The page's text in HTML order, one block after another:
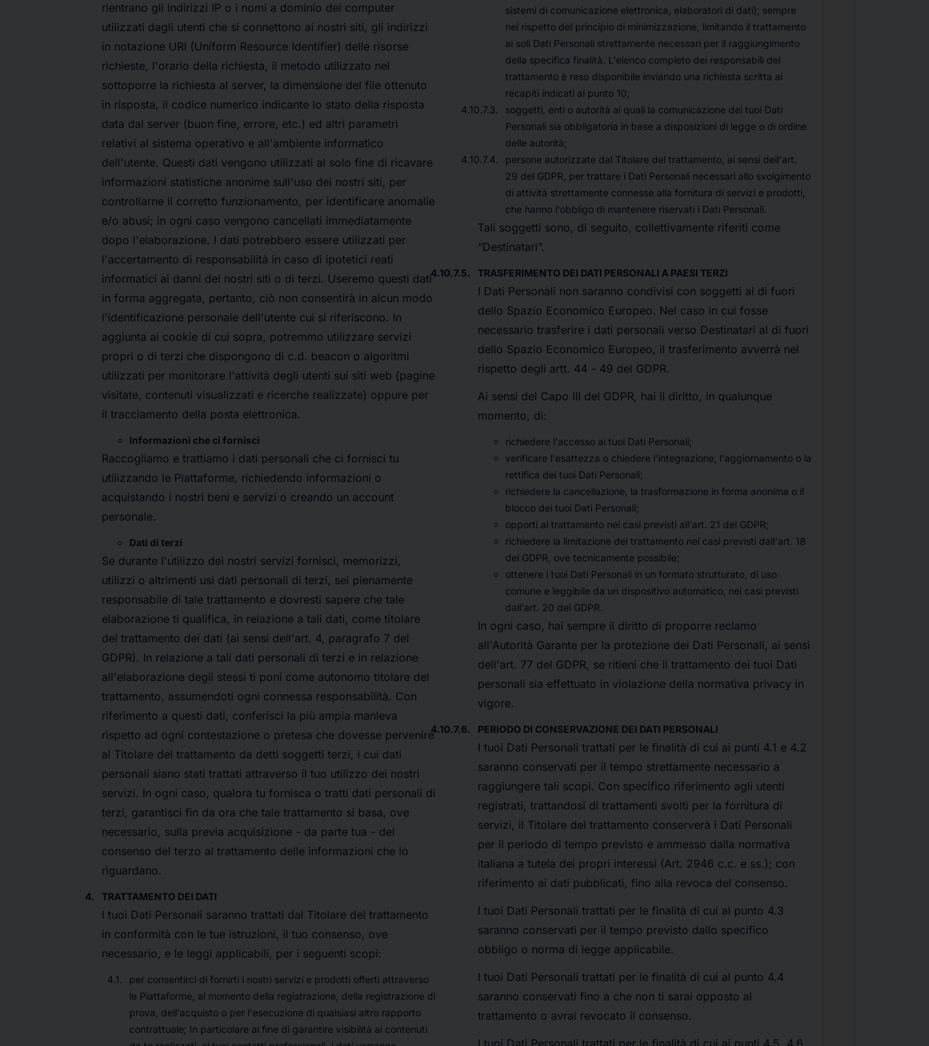
rientrano gli indirizzi IP o i nomi a dominio dei computer
utilizzati dagli utenti che si connettono ai nostri siti, gli indirizzi
in notazione URI (Uniform Resource Identifier) delle risorse
richieste, l'orario della richiesta, il metodo utilizzato nel
sottoporre la richiesta al server, la dimensione del file ottenuto
in risposta, il codice numerico indicante lo stato della risposta
data dal server (buon fine, errore, etc.) ed altri parametri
relativi al sistema operativo e all'ambiente informatico
dell'utente. Questi dati vengono utilizzati al solo fine di ricavare
informazioni statistiche anonime sull'uso dei nostri siti, per
controllarne il corretto funzionamento, per identificare anomalie
e/o abusi; in ogni caso vengono cancellati immediatamente
dopo l'elaborazione. I dati potrebbero essere utilizzati per
l'accertamento di responsabilità in caso di ipotetici reati
informatici ai danni dei nostri siti o di terzi. Useremo questi dati
in forma aggregata, pertanto, ciò non consentirà in alcun modo
l'identificazione personale dell'utente cui si riferiscono. In
aggiunta ai cookie di cui sopra, potremmo utilizzare servizi
propri o di terzi che dispongono di c.d. beacon o algoritmi
utilizzati per monitorare l'attività degli utenti sui siti web (pagine
visitate, contenuti visualizzati e ricerche realizzate) oppure per
il tracciamento della posta elettronica.
Informazioni che ci fornisci
Raccogliamo e trattiamo i dati personali che ci fornisci tu
utilizzando le Piattaforme, richiedendo informazioni o
acquistando i nostri beni e servizi o creando un account
personale.
Dati di terzi
Se durante l'utilizzo dei nostri servizi fornisci, memorizzi,
utilizzi o altrimenti usi dati personali di terzi, sei pienamente
responsabile di tale trattamento e dovresti sapere che tale
elaborazione ti qualifica, in relazione a tali dati, come titolare
del trattamento dei dati (ai sensi dell'art. 4, paragrafo 7 del
GDPR). In relazione a tali dati personali di terzi e in relazione
all'elaborazione degli stessi ti poni come autonomo titolare del
trattamento, assumendoti ogni connessa responsabilità. Con
riferimento a questi dati, conferisci la più ampia manleva
rispetto ad ogni contestazione o pretesa che dovesse pervenire
al Titolare del trattamento da detti soggetti terzi, i cui dati
personali siano stati trattati attraverso il tuo utilizzo dei nostri
servizi. In ogni caso, qualora tu fornisca o tratti dati personali di
terzi, garantisci fin da ora che tale trattamento si basa, ove
necessario, sulla previa acquisizione - da parte tua - del
consenso del terzo al trattamento delle informazioni che lo
riguardano.
TRATTAMENTO DEI DATI
I tuoi Dati Personali saranno trattati dal Titolare del trattamento
in conformità con le tue istruzioni, il tuo consenso, ove
necessario, e le leggi applicabili, per i seguenti scopi:
per consentirci di fornirti i nostri servizi e prodotti offerti attraverso
le Piattaforme, al momento della registrazione, della registrazione di
prova, dell'acquisto o per l'esecuzione di qualsiasi altro rapporto
contrattuale; In particolare al fine di garantire visibilità ai contenuti
sistemi di comunicazione elettronica, elaboratori di dati); sempre
nel rispetto del principio di minimizzazione, limitando il trattamento
ai soli Dati Personali strettamente necessari per il raggiungimento
della specifica finalità. L'elenco completo dei responsabili del
trattamento è reso disponibile inviando una richiesta scritta ai
recapiti indicati al punto 10;
soggetti, enti o autorità ai quali la comunicazione dei tuoi Dati
Personali sia obbligatoria in base a disposizioni di legge o di ordine
delle autorità;
persone autorizzate dal Titolare del trattamento, ai sensi dell'art.
29 del GDPR, per trattare i Dati Personali necessari allo svolgimento
di attività strettamente connesse alla fornitura di servizi e prodotti,
che hanno l'obbligo di mantenere riservati i Dati Personali.
Tali soggetti sono, di seguito, collettivamente riferiti come
“Destinatari”.
TRASFERIMENTO DEI DATI PERSONALI A PAESI TERZI
I Dati Personali non saranno condivisi con soggetti al di fuori
dello Spazio Economico Europeo. Nel caso in cui fosse
necessario trasferire i dati personali verso Destinatari al di fuori
dello Spazio Economico Europeo, il trasferimento avverrà nel
rispetto degli artt. 44 - 49 del GDPR.
Ai sensi del Capo III del GDPR, hai il diritto, in qualunque
momento, di:
richiedere l'accesso ai tuoi Dati Personali;
verificare l'esattezza o chiedere l'integrazione, l'aggiornamento o la
rettifica dei tuoi Dati Personali;
richiedere la cancellazione, la trasformazione in forma anonima o il
blocco dei tuoi Dati Personali;
opporti al trattamento nei casi previsti all'art. 21 del GDPR;
richiedere la limitazione del trattamento nei casi previsti dall'art. 18
del GDPR, ove tecnicamente possibile;
ottenere i tuoi Dati Personali in un formato strutturato, di uso
comune e leggibile da un dispositivo automatico, nei casi previsti
dall'art. 20 del GDPR.
In ogni caso, hai sempre il diritto di proporre reclamo
all'Autorità Garante per la protezione dei Dati Personali, ai sensi
dell'art. 77 del GDPR, se ritieni che il trattamento dei tuoi Dati
personali sia effettuato in violazione della normativa privacy in
vigore.
PERIODO DI CONSERVAZIONE DEI DATI PERSONALI
I tuoi Dati Personali trattati per le finalità di cui ai punti 4.1 e 4.2
saranno conservati per il tempo strettamente necessario a
raggiungere tali scopi. Con specifico riferimento agli utenti
registrati, trattandosi di trattamenti svolti per la fornitura di
servizi, il Titolare del trattamento conserverà i Dati Personali
per il periodo di tempo previsto e ammesso dalla normativa
italiana a tutela dei propri interessi (Art. 2946 c.c. e ss.); con
riferimento ai dati pubblicati, fino alla revoca del consenso.
I tuoi Dati Personali trattati per le finalità di cui al punto 4.3
saranno conservati per il tempo previsto dallo specifico
obbligo o norma di legge applicabile.
I tuoi Dati Personali trattati per le finalità di cui al punto 4.4
saranno conservati fino a che non ti sarai opposto al
trattamento o avrai revocato il consenso.
I tuoi Dati Personali trattati per le finalità di cui ai punti 4.5, 4.6,